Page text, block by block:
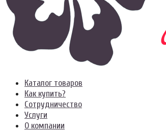
Каталог товаров
Как купить?
Сотрудничество
Услуги
О компании